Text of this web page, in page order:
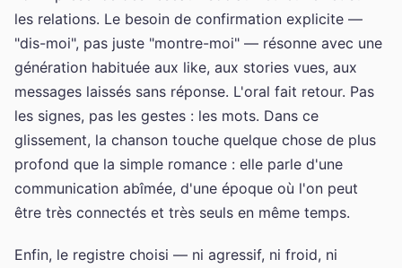
les relations. Le besoin de confirmation explicite —
"dis-moi", pas juste "montre-moi" — résonne avec une
génération habituée aux like, aux stories vues, aux
messages laissés sans réponse. L'oral fait retour. Pas
les signes, pas les gestes : les mots. Dans ce
glissement, la chanson touche quelque chose de plus
profond que la simple romance : elle parle d'une
communication abîmée, d'une époque où l'on peut
être très connectés et très seuls en même temps.
Enfin, le registre choisi — ni agressif, ni froid, ni